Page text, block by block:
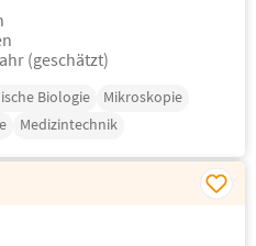
(geschätzt)
Biologie
Mikroskopie
Medizintechnik